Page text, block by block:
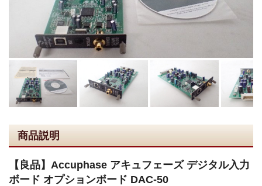
商品説明
【良品】Accuphase アキュフェーズ デジタル入力
ボード オプションボード DAC-50